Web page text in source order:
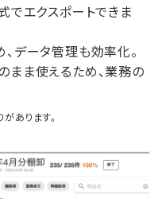
でエクスポートできま
データ管理も効率化。
まま使えるため、業務の
あります。